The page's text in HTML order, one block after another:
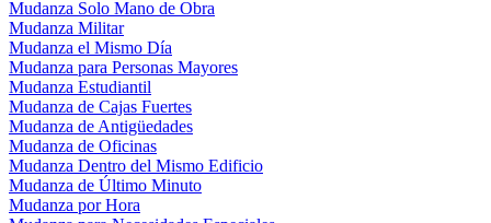
Mudanza Solo Mano de Obra
Mudanza Militar
Mudanza el Mismo Día
Mudanza para Personas Mayores
Mudanza Estudiantil
Mudanza de Cajas Fuertes
Mudanza de Antigüedades
Mudanza de Oficinas
Mudanza Dentro del Mismo Edificio
Mudanza de Último Minuto
Mudanza por Hora